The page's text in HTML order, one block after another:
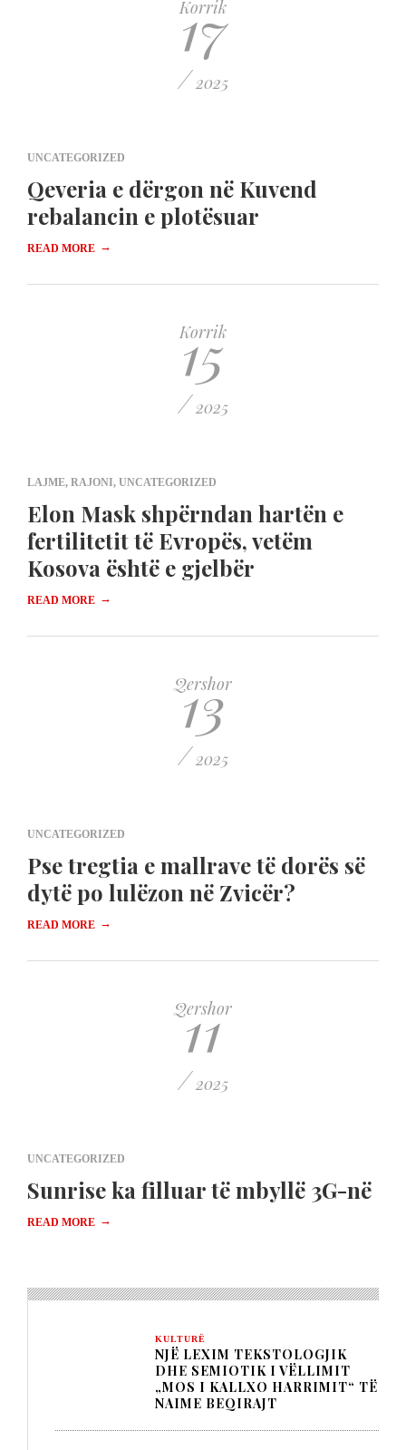
Korrik
17
/ 2025
UNCATEGORIZED
Qeveria e dërgon në Kuvend
rebalancin e plotësuar
READ MORE →
Korrik
15
/ 2025
LAJME, RAJONI, UNCATEGORIZED
Elon Mask shpërndan hartën e
fertilitetit të Evropës, vetëm
Kosova është e gjelbër
READ MORE →
Qershor
13
/ 2025
UNCATEGORIZED
Pse tregtia e mallrave të dorës së
dytë po lulëzon në Zvicër?
READ MORE →
Qershor
11
/ 2025
UNCATEGORIZED
Sunrise ka filluar të mbyllë 3G-në
READ MORE →
KULTURË
NJË LEXIM TEKSTOLOGJIK
DHE SEMIOTIK I VËLLIMIT
„MOS I KALLXO HARRIMIT“ TË
NAIME BEQIRAJT